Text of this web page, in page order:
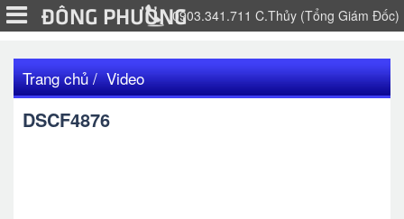
Trang chủ Video
DSCF4876
0903.341.711 C.Thủy (Tổng Giám Đốc)
ĐÔNG PHƯƠNG